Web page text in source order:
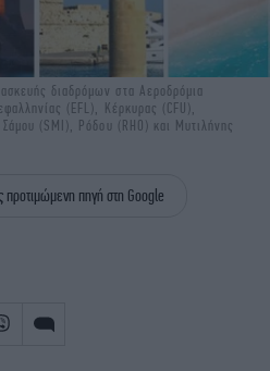
iAUTOKINITO
iGASTRONOMIE
ΖΩΔΙΑ
THE OCEAN
διαδρόμων στα Αεροδρόμια
(EFL), Κέρκυρας (CFU),
(SMI), Ρόδου (RHO) και Μυτιλήνης
πηγή στη Google